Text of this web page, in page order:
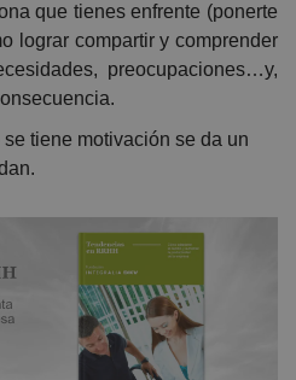
que tienes enfrente (ponerte
lograr compartir y comprender
preocupaciones…y,
se tiene motivación se da un